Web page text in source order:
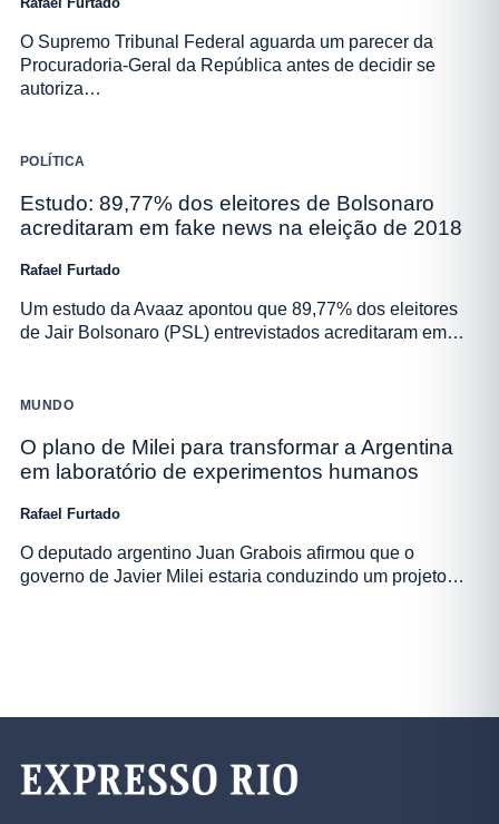
O Supremo Tribunal Federal aguarda um parecer da
Procuradoria-Geral da República antes de decidir se
autoriza…
POLÍTICA
Estudo: 89,77% dos eleitores de Bolsonaro
acreditaram em fake news na eleição de 2018
Rafael Furtado
Um estudo da Avaaz apontou que 89,77% dos eleitores
de Jair Bolsonaro (PSL) entrevistados acreditaram em…
MUNDO
O plano de Milei para transformar a Argentina
em laboratório de experimentos humanos
Rafael Furtado
O deputado argentino Juan Grabois afirmou que o
governo de Javier Milei estaria conduzindo um projeto…